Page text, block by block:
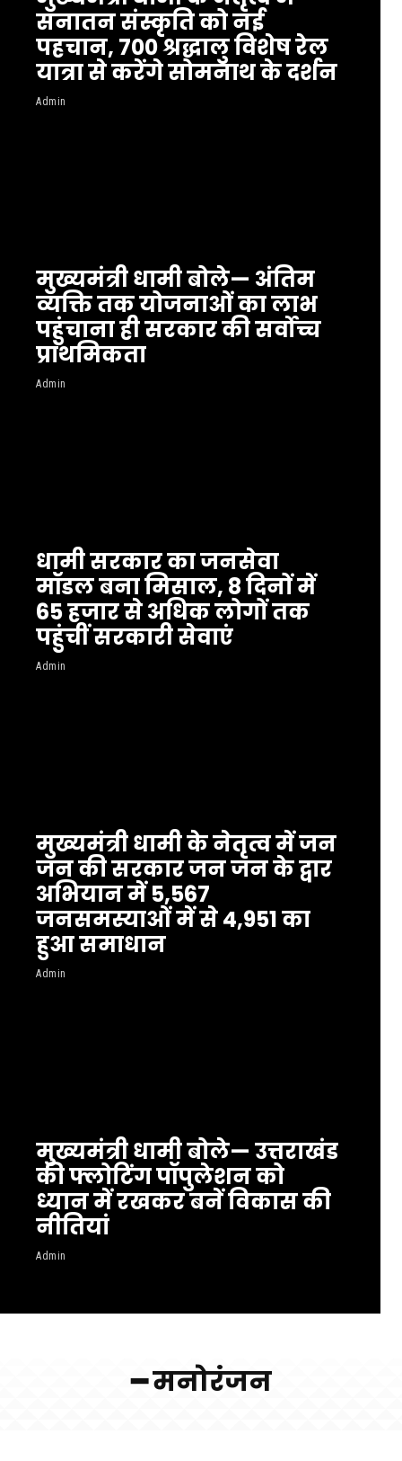
सनातन संस्कृति को नई
पहचान, 700 श्रद्धालु विशेष रेल
यात्रा से करेंगे सोमनाथ के दर्शन
Admin
मुख्यमंत्री धामी बोले— अंतिम
व्यक्ति तक योजनाओं का लाभ
पहुंचाना ही सरकार की सर्वोच्च
प्राथमिकता
Admin
धामी सरकार का जनसेवा
मॉडल बना मिसाल, 8 दिनों में
65 हजार से अधिक लोगों तक
पहुंचीं सरकारी सेवाएं
Admin
मुख्यमंत्री धामी के नेतृत्व में जन
जन की सरकार जन जन के द्वार
अभियान में 5,567
जनसमस्याओं में से 4,951 का
हुआ समाधान
Admin
मुख्यमंत्री धामी बोले— उत्तराखंड
की फ्लोटिंग पॉपुलेशन को
ध्यान में रखकर बनें विकास की
नीतियां
Admin
━ मनोरंजन